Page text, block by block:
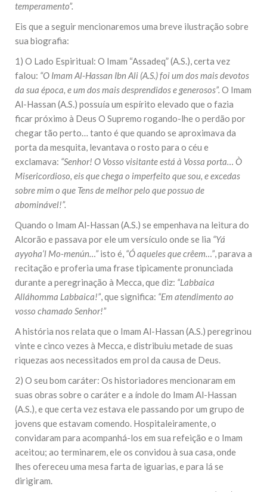
temperamento”.
Eis que a seguir mencionaremos uma breve ilustração sobre
sua biografia:
1) O Lado Espiritual: O Imam “Assadeq” (A.S.), certa vez
falou: “O Imam Al-Hassan Ibn Ali (A.S.) foi um dos mais devotos
da sua época, e um dos mais desprendidos e generosos”. O Imam
Al-Hassan (A.S.) possuía um espírito elevado que o fazia
ficar próximo à Deus O Supremo rogando-lhe o perdão por
chegar tão perto… tanto é que quando se aproximava da
porta da mesquita, levantava o rosto para o céu e
exclamava: “Senhor! O Vosso visitante está à Vossa porta… Ò
Misericordioso, eis que chega o imperfeito que sou, e excedas
sobre mim o que Tens de melhor pelo que possuo de
abominável!”.
Quando o Imam Al-Hassan (A.S.) se empenhava na leitura do
Alcorão e passava por ele um versículo onde se lia “Yá
ayyoha’l Mo-menún…” isto é, “Ó aqueles que crêem…”, parava a
recitação e proferia uma frase tipicamente pronunciada
durante a peregrinação à Mecca, que diz: “Labbaica
Alláhomma Labbaica!”, que significa: “Em atendimento ao
vosso chamado Senhor!”
A história nos relata que o Imam Al-Hassan (A.S.) peregrinou
vinte e cinco vezes à Mecca, e distribuiu metade de suas
riquezas aos necessitados em prol da causa de Deus.
2) O seu bom caráter: Os historiadores mencionaram em
suas obras sobre o caráter e a índole do Imam Al-Hassan
(A.S.), e que certa vez estava ele passando por um grupo de
jovens que estavam comendo. Hospitaleiramente, o
convidaram para acompanhá-los em sua refeição e o Imam
aceitou; ao terminarem, ele os convidou à sua casa, onde
lhes ofereceu uma mesa farta de iguarias, e para lá se
dirigiram.